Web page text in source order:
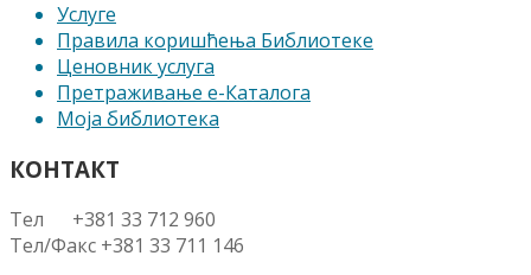
Услуге
Правила коришћења Библиотеке
Ценовник услуга
Претраживање е-Каталога
Моја библиотека
КОНТАКТ
Тел +381 33 712 960
Тел/Факс +381 33 711 146